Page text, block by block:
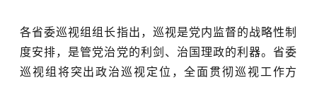
各省委巡视组组长指出，巡视是党内监督的战略性制
度安排，是管党治党的利剑、治国理政的利器。省委
巡视组将突出政治巡视定位，全面贯彻巡视工作方